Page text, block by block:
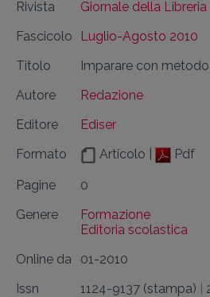
Rivista
Giornale della Libreria
Fascicolo
Luglio-Agosto 2010
Titolo
Imparare con metodo
Autore
Redazione
Editore
Ediser
Formato
Articolo | Pdf
Pagine
0
Genere
Formazione
Editoria scolastica
Online da
01-2010
Issn
1124-9137 (stampa)